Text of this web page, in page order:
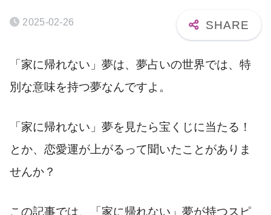
2025-02-26
「家に帰れない」夢は、夢占いの世界では、特
別な意味を持つ夢なんですよ。
「家に帰れない」夢を見たら宝くじに当たる！
とか、恋愛運が上がるって聞いたことがありま
せんか？
この記事では、「家に帰れない」夢が持つスピ